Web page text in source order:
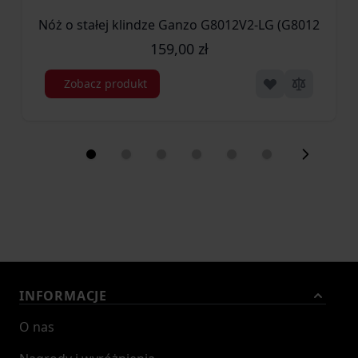
Nóż o stałej klindze Ganzo G8012V2-LG (G8012V2-LG)
159,00 zł
Zobacz produkt
INFORMACJE
O nas